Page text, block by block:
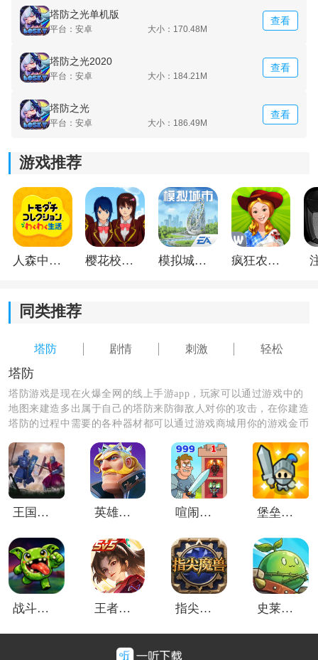
点。
进。
多样。
《塔防之光内置菜单》游戏测评：
塔防之光内置菜单融合多种塔防玩法并且带来激烈的对
抗模式，玩家将面对各种的恶魔入侵者，能够组成不同
的防御阵容，也能使用各种武器装备和道具，带来激烈
的作战体验和刺激的游戏画面，游戏音效也非常热血。
塔防之光单机版
平台：安卓 大小：170.48M
查看
塔防之光2020
平台：安卓 大小：184.21M
查看
塔防之光
平台：安卓 大小：186.49M
查看
游戏推荐
人森中文版 樱花校园模拟器1.048.00中文版 模拟城市我是巿长联机版 疯狂农场3美国派19
同类推荐
塔防 剧情 刺激 轻松
塔防
塔防游戏是现在火爆全网的线上手游app，玩家可以通过游戏中的
地图来建造多出属于自己的塔防来防御敌人对你的攻击，在你建造
塔防的过程中需要的各种器材都可以通过游戏商城用你的游戏金币
造属于自己的塔防吧。
王国冲突战斗模拟 英雄之冠 喧闹的城堡中文版 堡垒合并
战斗浪潮 王者荣耀国际服测试服 指尖魔兽 史莱姆城堡